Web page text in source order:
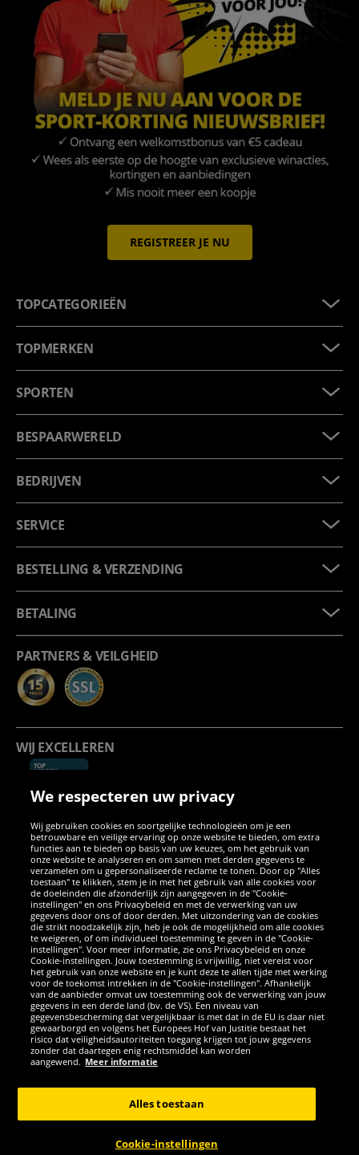
REGISTREER JE NU
TOPCATEGORIEËN
TOPMERKEN
SPORTEN
BESPAARWERELD
BEDRIJVEN
SERVICE
BESTELLING & VERZENDING
BETALING
PARTNERS & VEILGHEID
WIJ EXCELLEREN
SOCIALE MEDIA
FacebookInstagram
WhatsApp
TikTokTwitterYouTube
APPS
GER - Alle rechten voorbehouden
*Alle prijzen incl. wettelijke btw excl. verzendingskosten en eventueel
kosten voor levering ter plaatse, tenzij anderszins beschreven. 1Huidige
of eerdere aanbevolen verkoopprijs van de fabrikant inclusief btw
We respecteren uw privacy
Wij gebruiken cookies en soortgelijke technologieën om je een
betrouwbare en veilige ervaring op onze website te bieden, om extra
functies aan te bieden op basis van uw keuzes, om het gebruik van
onze website te analyseren en om samen met derden gegevens te
verzamelen om u gepersonaliseerde reclame te tonen. Door op "Alles
toestaan" te klikken, stem je in met het gebruik van alle cookies voor
de doeleinden die afzonderlijk zijn aangegeven in de "Cookie-
instellingen" en ons Privacybeleid en met de verwerking van uw
gegevens door ons of door derden. Met uitzondering van de cookies
die strikt noodzakelijk zijn, heb je ook de mogelijkheid om alle cookies
te weigeren, of om individueel toestemming te geven in de "Cookie-
instellingen". Voor meer informatie, zie ons Privacybeleid en onze
Cookie-instellingen. Jouw toestemming is vrijwillig, niet vereist voor
het gebruik van onze website en je kunt deze te allen tijde met werking
voor de toekomst intrekken in de "Cookie-instellingen". Afhankelijk
van de aanbieder omvat uw toestemming ook de verwerking van jouw
gegevens in een derde land (bv. de VS). Een niveau van
gegevensbescherming dat vergelijkbaar is met dat in de EU is daar niet
gewaarborgd en volgens het Europees Hof van Justitie bestaat het
risico dat veiligheidsautoriteiten toegang krijgen tot jouw gegevens
zonder dat daartegen enig rechtsmiddel kan worden
aangewend. Meer informatie
Cookie-instellingen
Alles toestaan